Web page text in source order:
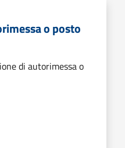
o posto
di autorimessa o